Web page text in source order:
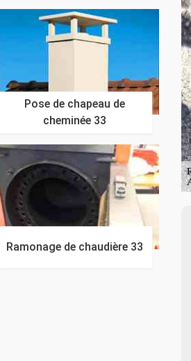
Pose de chapeau de
cheminée 33
Ramonage de chaudière 33